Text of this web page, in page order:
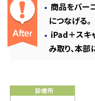
商品をバー
につなげる。
iPad＋スキ
み取り、本部